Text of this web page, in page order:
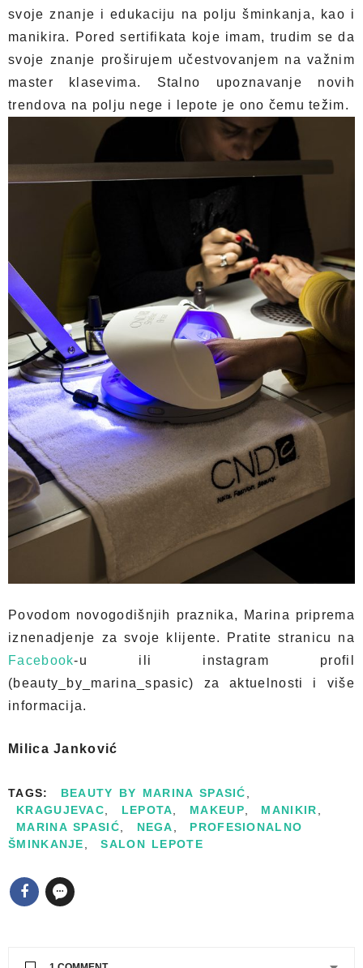
svoje znanje i edukaciju na polju šminkanja, kao i
manikira. Pored sertifikata koje imam, trudim se da
svoje znanje proširujem učestvovanjem na važnim
master klasevima. Stalno upoznavanje novih
trendova na polju nege i lepote je ono čemu težim.
Povodom novogodišnjih praznika, Marina priprema
iznenadjenje za svoje klijente. Pratite stranicu na
Facebook-u ili instagram profil
(beauty_by_marina_spasic) za aktuelnosti i više
informacija.
Milica Janković
TAGS: BEAUTY BY MARINA SPASIĆ
KRAGUJEVAC
LEPOTA MAKEUP MANIKIR
MARINA SPASIĆ
NEGA
PROFESIONALNO
ŠMINKANJE
SALON LEPOTE